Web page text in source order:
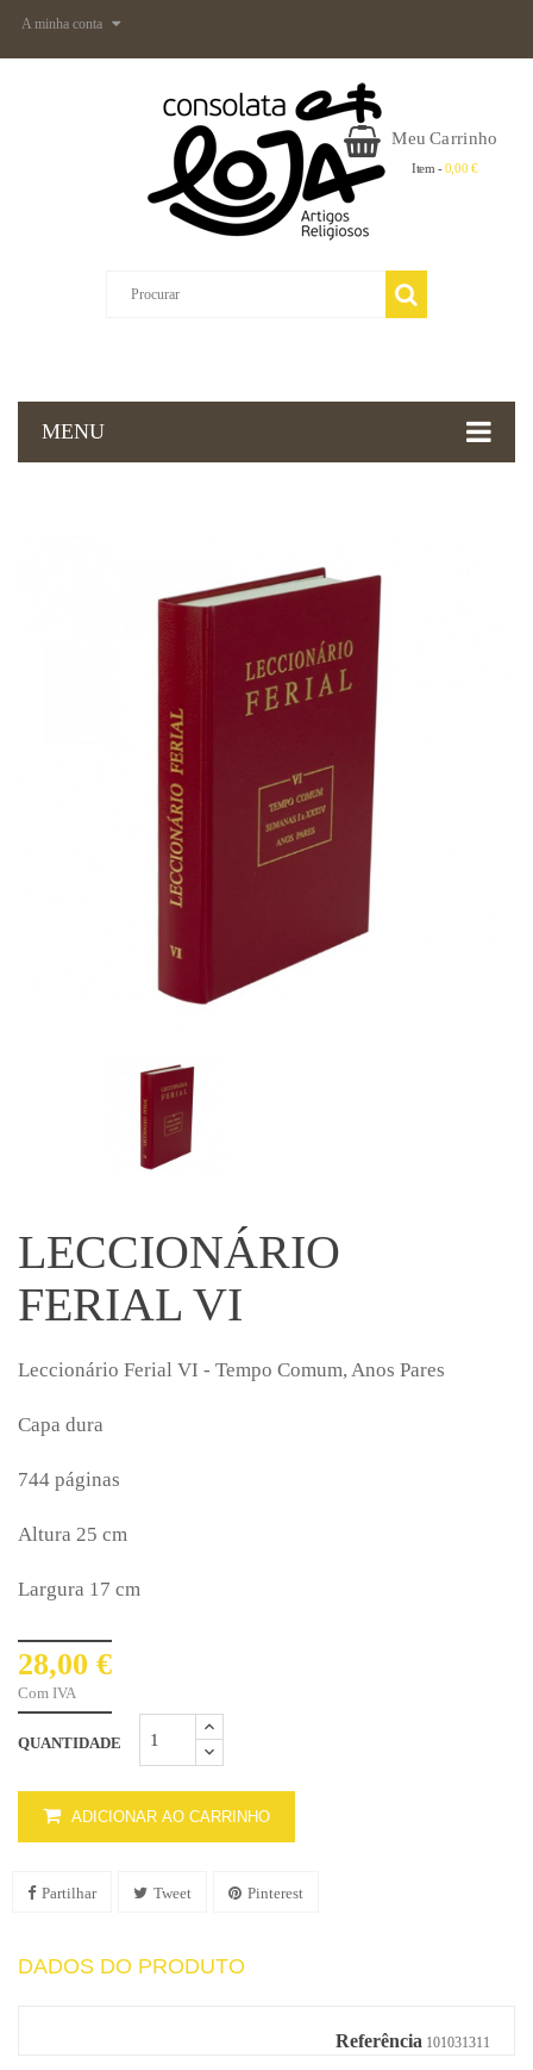
A minha conta
Meu Carrinho
Item - 0,00 €
MENU
LECCIONÁRIO
FERIAL VI
Leccionário Ferial VI - Tempo Comum, Anos Pares
Capa dura
744 páginas
Altura 25 cm
Largura 17 cm
28,00 €
Com IVA
QUANTIDADE
ADICIONAR AO CARRINHO
Partilhar Tweet Pinterest
DADOS DO PRODUTO
Referência 101031311